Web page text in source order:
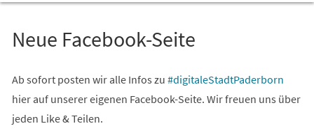
Neue Facebook-Seite
Ab sofort posten wir alle Infos zu #digitaleStadtPaderborn
(Öffnet
einem
hier auf unserer eigenen Facebook-Seite. Wir freuen uns über
jeden Like & Teilen.